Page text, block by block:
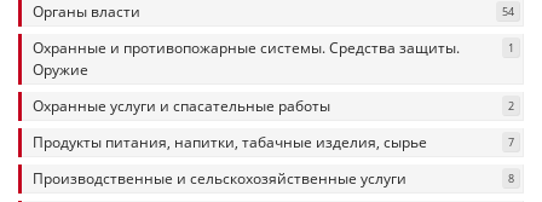
Органы власти 54
Охранные и противопожарные системы. Средства защиты.
Оружие
1
Охранные услуги и спасательные работы 2
Продукты питания, напитки, табачные изделия, сырье 7
Производственные и сельскохозяйственные услуги 8